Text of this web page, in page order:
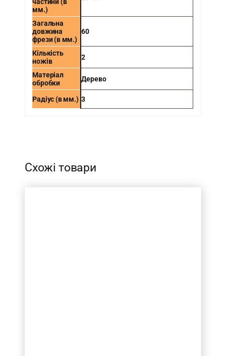
частини (в
мм.)
Загальна
довжина
фрези (в мм.)
60
Кількість
ножів
2
Матеріал
обробки
Дерево
Радіус (в мм.) 3
Схожі товари